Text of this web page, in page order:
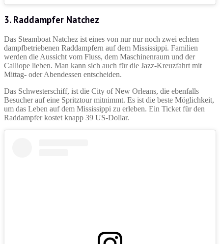
3. Raddampfer Natchez
Das Steamboat Natchez ist eines von nur nur noch zwei echten
dampfbetriebenen Raddampfern auf dem Mississippi. Familien
werden die Aussicht vom Fluss, dem Maschinenraum und der
Calliope lieben. Man kann sich auch für die Jazz-Kreuzfahrt mit
Mittag- oder Abendessen entscheiden.
Das Schwesterschiff, ist die City of New Orleans, die ebenfalls
Besucher auf eine Spritztour mitnimmt. Es ist die beste Möglichkeit,
um das Leben auf dem Mississippi zu erleben. Ein Ticket für den
Raddampfer kostet knapp 39 US-Dollar.